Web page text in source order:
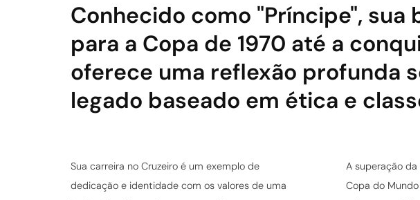
Conhecido como "Príncipe",
para a Copa de 1970 até a
oferece uma reflexão profunda
legado baseado em ética e
Sua carreira no Cruzeiro é um exemplo de
dedicação e identidade com os valores de uma
A superação
Copa do